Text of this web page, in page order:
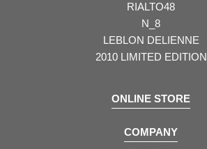
RIALTO48
N_8
LEBLON DELIENNE
2010 LIMITED EDITION
ONLINE STORE
COMPANY